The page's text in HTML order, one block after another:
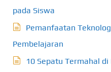
pada Siswa
Pemanfaatan
Pembelajaran
10 Sepatu Termahal